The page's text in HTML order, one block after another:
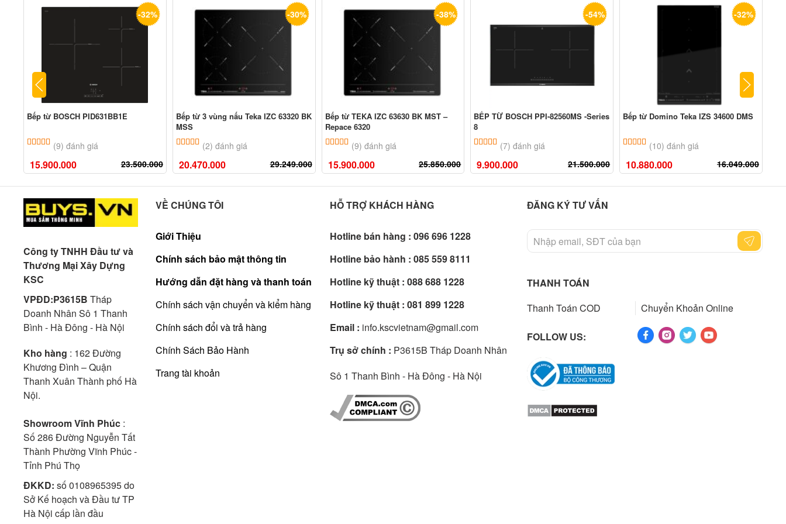
-32%
Bếp từ BOSCH PID631BB1E
5.00 trên 5 dựa trên
(9) đánh giá
15.900.000 23.500.000
-30%
Bếp từ 3 vùng nấu Teka IZC 63320 BK
MSS
5.00 trên 5 dựa trên
(2) đánh giá
20.470.000 29.249.000
-38%
Bếp từ TEKA IZC 63630 BK MST –
Repace 6320
5.00 trên 5 dựa trên
(9) đánh giá
15.900.000 25.850.000
-54%
BẾP TỪ BOSCH PPI-82560MS -Series
8
5.00 trên 5 dựa trên
7(7) đánh giá
9.900.000 21.500.000
-32%
Bếp từ Domino Teka IZS 34600 DMS
5.00trên 5 dựa trên
10
(10) đánh giá
10.880.000 16.049.000
Công ty TNHH Đầu tư và
Thương Mại Xây Dựng
KSC
VPĐD:P3615B Tháp
Doanh Nhân Sô 1 Thanh
Bình - Hà Đông - Hà Nội
Kho hàng : 162 Đường
Khương Đình – Quận
Thanh Xuân Thành phố Hà
Nội.
Showroom Vĩnh Phúc :
Số 286 Đường Nguyễn Tất
Thành Phường Vĩnh Phúc -
Tỉnh Phú Thọ
ĐKKD: số 0108965395 do
Sở Kế hoạch và Đầu tư TP
Hà Nội cấp lần đầu
VỀ CHÚNG TÔI
Giới Thiệu
Chính sách bảo mật thông tin
Hướng dẫn đặt hàng và thanh toán
Chính sách vận chuyển và kiểm hàng
Chính sách đổi và trả hàng
Chính Sách Bảo Hành
Trang tài khoản
HỖ TRỢ KHÁCH HÀNG
Hotline bán hàng : 096 696 1228
Hotline bảo hành : 085 559 8111
Hotline kỹ thuật : 088 688 1228
Hotline kỹ thuật : 081 899 1228
Email : info.kscvietnam@gmail.com
Trụ sở chính : P3615B Tháp Doanh Nhân
Sô 1 Thanh Bình - Hà Đông - Hà Nội
ĐĂNG KÝ TƯ VẤN
THANH TOÁN
Thanh Toán COD
Chuyển Khoản Online
FOLLOW US: